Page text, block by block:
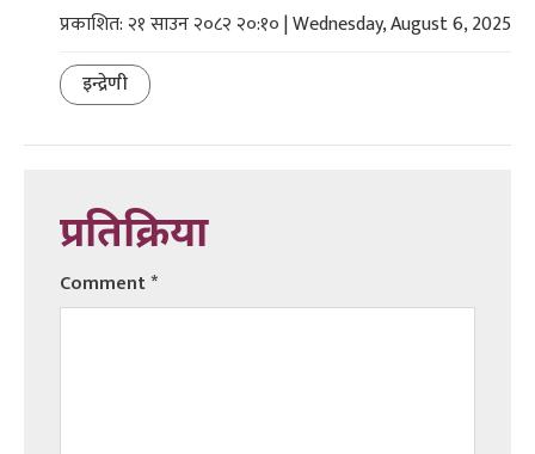
प्रकाशित: २१ साउन २०८२ २०:१० | Wednesday, August 6, 2025
इन्द्रेणी
प्रतिक्रिया
Comment*